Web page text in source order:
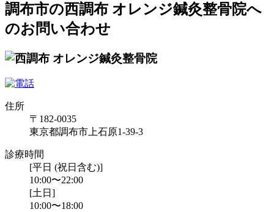
調布市の西調布 オレンジ鍼灸整骨院へ
のお問い合わせ
住所
〒182-0035
東京都調布市上石原1-39-3
診療時間
[平日 (祝日含む)]
10:00〜22:00
[土日]
10:00〜18:00